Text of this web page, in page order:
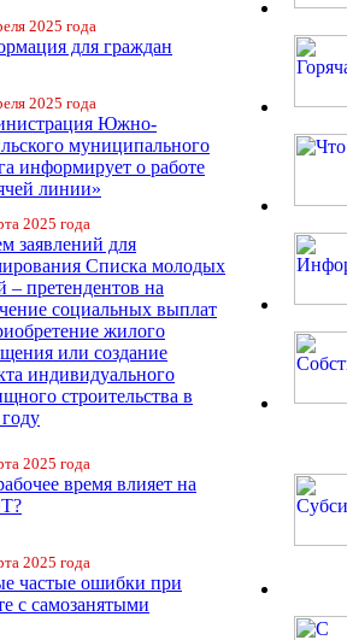
2025 года
для граждан
2025 года
Южно-
муниципального
информирует о работе
линии»
2025 года
заявлений для
Списка молодых
– претендентов на
социальных выплат
жилого
или создание
индивидуального
строительства в
2025 года
время влияет на
2025 года
частые ошибки при
с самозанятыми